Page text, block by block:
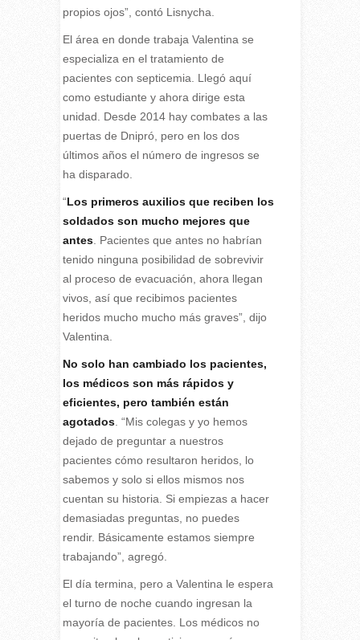
propios ojos”, contó Lisnycha.
El área en donde trabaja Valentina se
especializa en el tratamiento de
pacientes con septicemia. Llegó aquí
como estudiante y ahora dirige esta
unidad. Desde 2014 hay combates a las
puertas de Dnipró, pero en los dos
últimos años el número de ingresos se
ha disparado.
“Los primeros auxilios que reciben los
soldados son mucho mejores que
antes. Pacientes que antes no habrían
tenido ninguna posibilidad de sobrevivir
al proceso de evacuación, ahora llegan
vivos, así que recibimos pacientes
heridos mucho mucho más graves”, dijo
Valentina.
No solo han cambiado los pacientes,
los médicos son más rápidos y
eficientes, pero también están
agotados. “Mis colegas y yo hemos
dejado de preguntar a nuestros
pacientes cómo resultaron heridos, lo
sabemos y solo si ellos mismos nos
cuentan su historia. Si empiezas a hacer
demasiadas preguntas, no puedes
rendir. Básicamente estamos siempre
trabajando”, agregó.
El día termina, pero a Valentina le espera
el turno de noche cuando ingresan la
mayoría de pacientes. Los médicos no